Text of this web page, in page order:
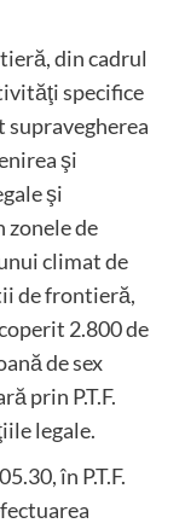
din cadrul
specifice
supravegherea
şi
şi
de
climat de
de frontieră,
2.800 de
de sex
prin P.T.F.
legale.
în P.T.F.